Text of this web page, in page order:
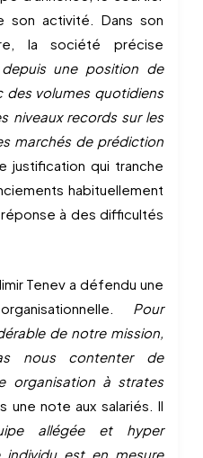
son activité. Dans son
la société précise
depuis une position de
des volumes quotidiens
niveaux records sur les
marchés de prédiction
justification qui tranche
habituellement
à des difficultés
Tenev a défendu une
Pour
de notre mission,
nous contenter de
organisation à strates
une note aux salariés. Il
allégée et hyper
est en mesure